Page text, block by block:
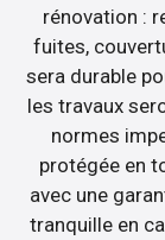
rénovation :
fuites,
sera durable
les travaux
normes
protégée en
avec une
tranquille en